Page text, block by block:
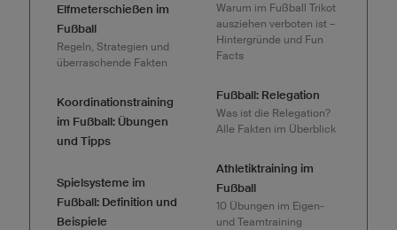
Elfmeterschießen im
Fußball
Regeln, Strategien und
überraschende Fakten
Koordinationstraining
im Fußball: Übungen
und Tipps
Spielsysteme im
Fußball: Definition und
Beispiele
Warum im Fußball Trikot
ausziehen verboten ist –
Hintergründe und Fun
Facts
Fußball: Relegation
Was ist die Relegation?
Alle Fakten im Überblick
Athletiktraining im
Fußball
10 Übungen im Eigen-
und Teamtraining